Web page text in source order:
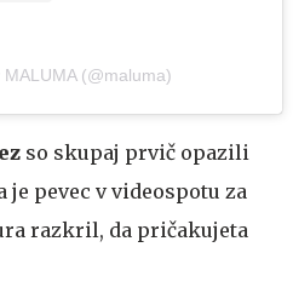
(@maluma)
so skupaj prvič opazili
pevec v videospotu za
razkril, da pričakujeta